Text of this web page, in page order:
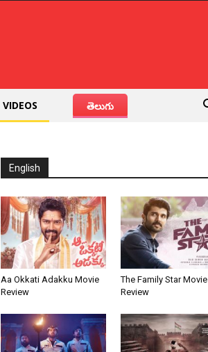
VIDEOS తెలుగు
English
Aa Okkati Adakku Movie
Review
The Family Star Movie
Review